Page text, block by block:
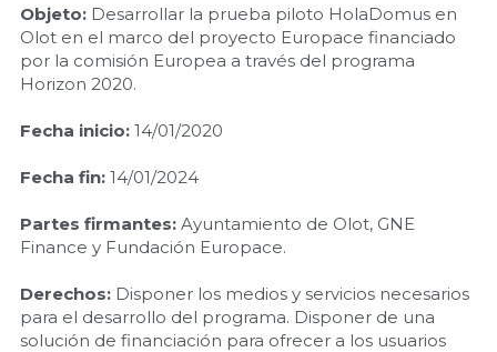
Objeto: Desarrollar la prueba piloto HolaDomus en
Olot en el marco del proyecto Europace financiado
por la comisión Europea a través del programa
Horizon 2020.
Fecha inicio: 14/01/2020
Fecha fin: 14/01/2024
Partes firmantes: Ayuntamiento de Olot, GNE
Finance y Fundación Europace.
Derechos: Disponer los medios y servicios necesarios
para el desarrollo del programa. Disponer de una
solución de financiación para ofrecer a los usuarios